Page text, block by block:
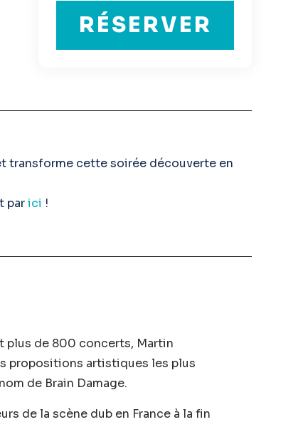
RÉSERVER
transforme cette soirée découverte en
parici !
plus de 800 concerts, Martin
propositions artistiques les plus
de Brain Damage.
de la scène dub en France à la fin